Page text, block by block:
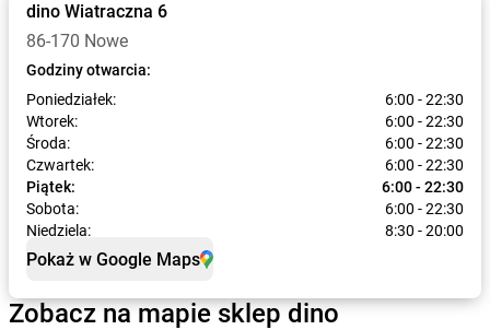
dino Wiatraczna 6
86-170 Nowe
Godziny otwarcia:
Poniedziałek:
6:00 - 22:30
Wtorek:
6:00 - 22:30
Środa:
6:00 - 22:30
Czwartek:
6:00 - 22:30
Piątek:
6:00 - 22:30
Sobota:
6:00 - 22:30
Niedziela:
8:30 - 20:00
Pokaż w Google Maps
Zobacz na mapie sklep dino